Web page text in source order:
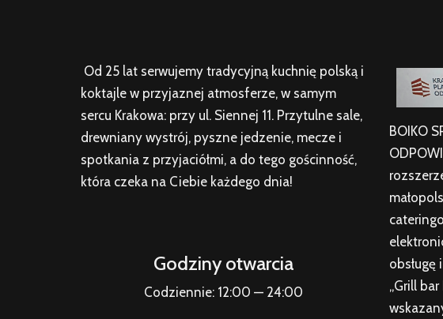
Od 25 lat serwujemy tradycyjną kuchnię polską i
koktajle w przyjaznej atmosferze, w samym
sercu Krakowa: przy ul. Siennej 11. Przytulne sale,
drewniany wystrój, pyszne jedzenie, mecze i
spotkania z przyjaciółmi, a do tego gościnność,
która czeka na Ciebie każdego dnia!
Godziny otwarcia
Codziennie: 12:00 — 24:00
BOIKO
„Grill